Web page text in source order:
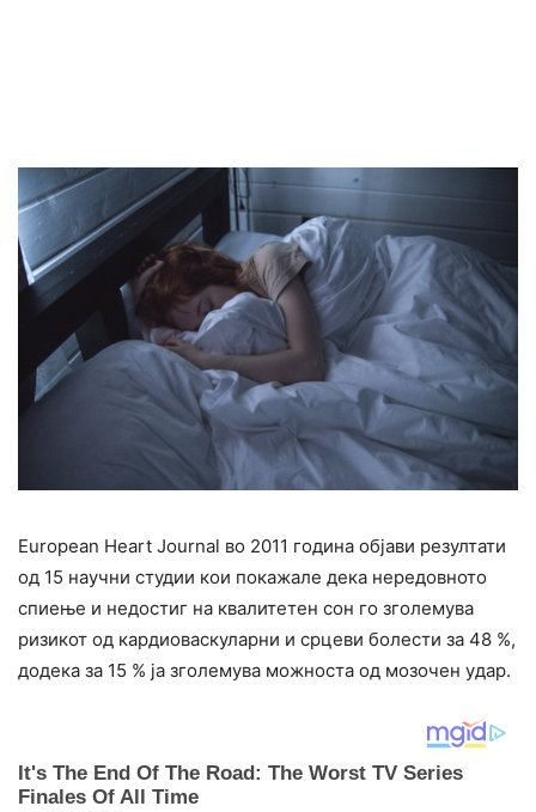
European Heart Journal во 2011 година објави резултати
од 15 научни студии кои покажале дека нередовното
спиење и недостиг на квалитетен сон го зголемува
ризикот од кардиоваскуларни и срцеви болести за 48 %,
додека за 15 % ја зголемува можноста од мозочен yдар.